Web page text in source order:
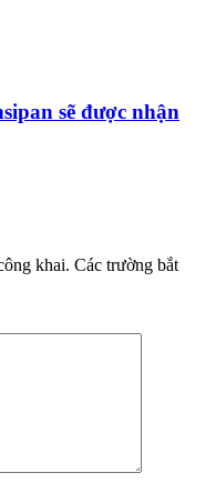
sẽ được nhận
khai. Các trường bắt